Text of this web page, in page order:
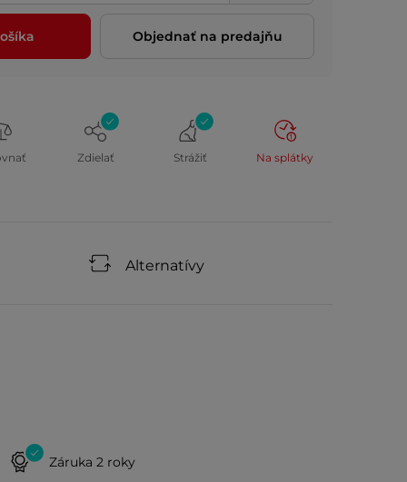
Objednať na predajňu
Zdielať Strážiť Na splátky
Alternatívy
Záruka 2 roky